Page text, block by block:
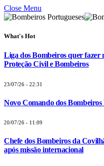
Close Menu
What's Hot
Liga dos Bombeiros quer fazer
Proteção Civil e Bombeiros
23/07/26 - 22:31
Novo Comando dos
20/07/26 - 11:09
Chefe dos Bombeiros da
após missão internacional